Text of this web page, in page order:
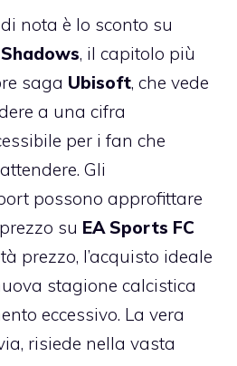
nota è lo sconto su
, il capitolo più
saga Ubisoft, che vede
a una cifra
per i fan che
Gli
possono approfittare
su EA Sports FC
prezzo, l’acquisto ideale
stagione calcistica
eccessivo. La vera
risiede nella vasta